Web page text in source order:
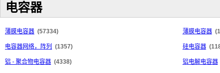
电容器
薄膜电容器 (57334) 薄膜电容器
电容器网络，阵列 (1357) 硅电容器
铝 - 聚合物电容器 (4338) 铝电解电容器